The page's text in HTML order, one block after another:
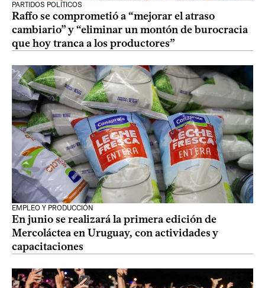
PARTIDOS POLÍTICOS
Raffo se comprometió a “mejorar el atraso
cambiario” y “eliminar un montón de burocracia
que hoy tranca a los productores”
EMPLEO Y PRODUCCIÓN
En junio se realizará la primera edición de
Mercoláctea en Uruguay, con actividades y
capacitaciones